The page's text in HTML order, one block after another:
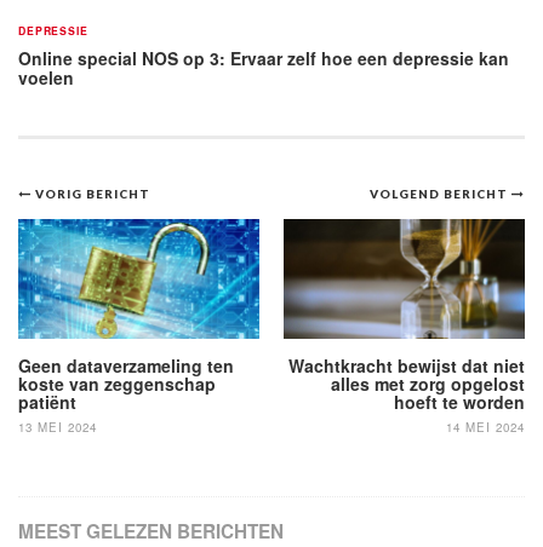
DEPRESSIE
Online special NOS op 3: Ervaar zelf hoe een depressie kan
voelen
Bericht
navigatie
VOLGEND BERICHT
Wachtkracht bewijst dat niet
alles met zorg opgelost
hoeft te worden
14 MEI 2024
VORIG BERICHT
Geen dataverzameling ten
koste van zeggenschap
patiënt
13 MEI 2024
MEEST GELEZEN BERICHTEN